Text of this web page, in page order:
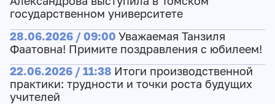
государственном университете
28.06.2026 / 09:00 Уважаемая Танзиля
Фаатовна! Примите поздравления с юбилеем!
22.06.2026 / 11:38 Итоги производственной
практики: трудности и точки роста будущих
учителей